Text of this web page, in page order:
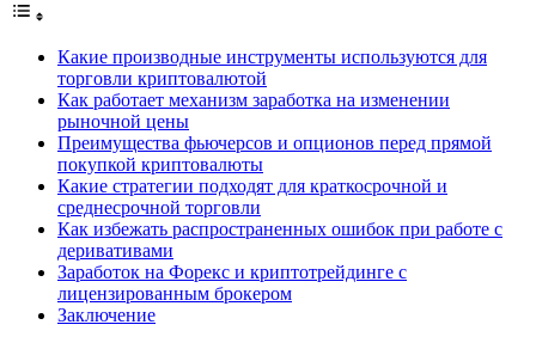
Какие производные инструменты используются для
торговли криптовалютой
Как работает механизм заработка на изменении
рыночной цены
Преимущества фьючерсов и опционов перед прямой
покупкой криптовалюты
Какие стратегии подходят для краткосрочной и
среднесрочной торговли
Как избежать распространенных ошибок при работе с
деривативами
Заработок на Форекс и криптотрейдинге с
лицензированным брокером
Заключение